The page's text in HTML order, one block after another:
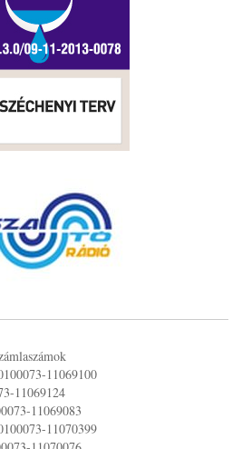
11069100
11069124
11069083
11070399